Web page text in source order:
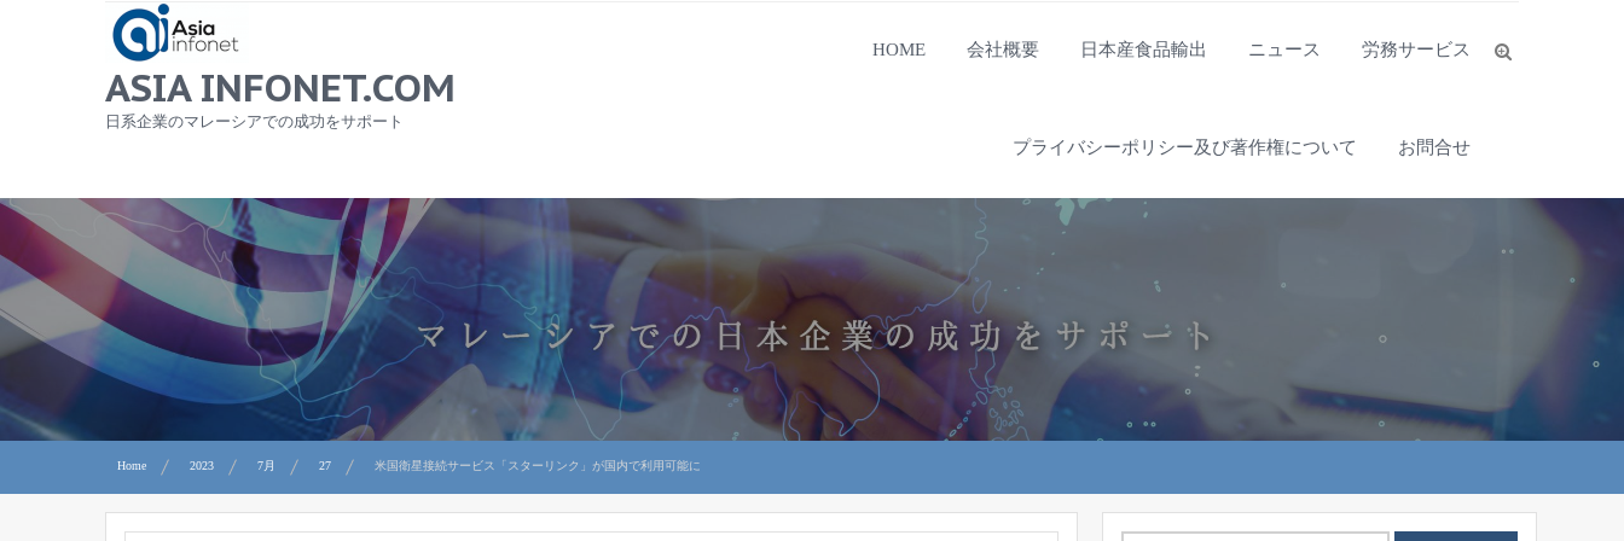
ASIA INFONET.COM
日系企業のマレーシアでの成功をサポート
HOME 会社概要 日本産食品輸出 ニュース 労務サービス
プライバシーポリシー及び著作権について お問合せ
Home 2023 7月 27 米国衛星接続サービス「スターリンク」が国内で利用可能に